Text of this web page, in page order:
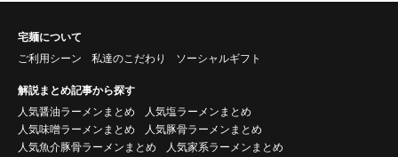
宅麺について
ご利用シーン
私達のこだわり ソーシャルギフト
解説まとめ記事から探す
人気醤油ラーメンまとめ
人気塩ラーメンまとめ
人気味噌ラーメンまとめ
人気豚骨ラーメンまとめ
人気魚介豚骨ラーメンまとめ
人気家系ラーメンまとめ